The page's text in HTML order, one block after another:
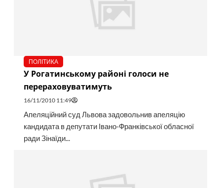
ПОЛІТИКА
У Рогатинському районі голоси не
перераховуватимуть
16/11/2010 11:49
Апеляційний суд Львова задовольнив апеляцію
кандидата в депутати Івано-Франківської обласної
ради Зінаїди...